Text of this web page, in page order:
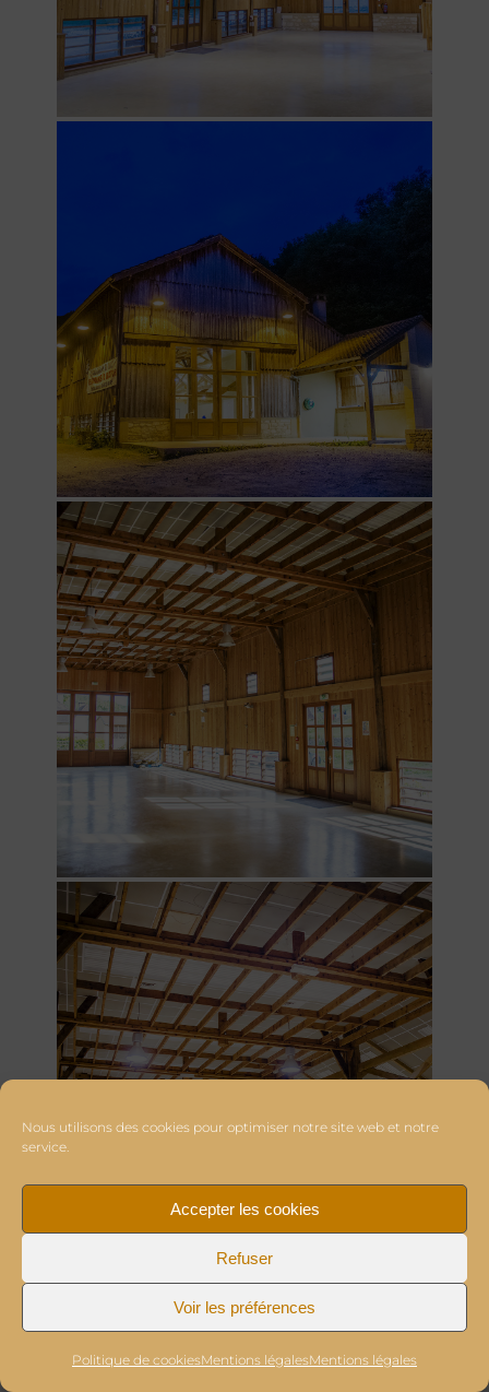
Nous utilisons des cookies pour optimiser notre site web et notre
service.
Accepter les cookies
Refuser
Voir les préférences
Politique de cookiesMentions légalesMentions légales